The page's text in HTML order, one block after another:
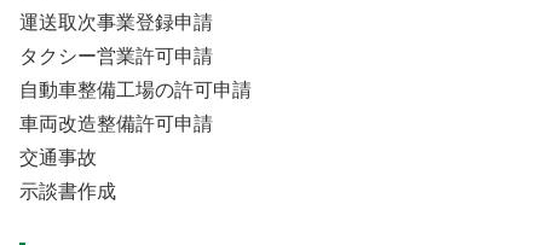
運送取次事業登録申請
タクシー営業許可申請
自動車整備工場の許可申請
車両改造整備許可申請
交通事故
示談書作成